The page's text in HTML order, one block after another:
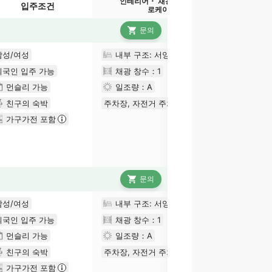
입주조건
로케이션
문의
성/여성
국인 입주 가능
먼슬리 가능
친구의 숙박
가구가전 포함
내부 구조: 서양식
채광 창수： 1
일조량： A
주차장, 자전거 주차장과 가까움
문의
성/여성
국인 입주 가능
먼슬리 가능
친구의 숙박
가구가전 포함
내부 구조: 서양식
채광 창수： 1
일조량： A
주차장, 자전거 주차장과 가까움